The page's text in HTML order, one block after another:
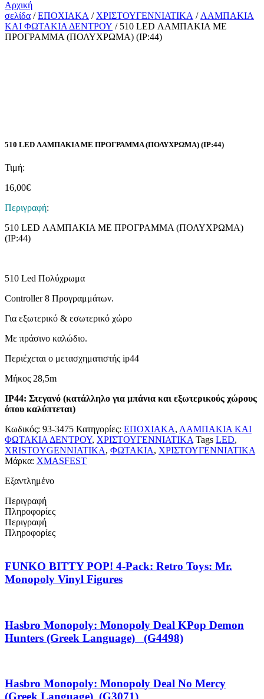
Αρχική
σελίδα /ΕΠΟΧΙΑΚΑ / ΧΡΙΣΤΟΥΓΕΝΝΙΑΤΙΚΑ / ΛΑΜΠΑΚΙΑ
ΚΑΙ ΦΩΤΑΚΙΑ ΔΕΝΤΡΟΥ / 510 LED ΛΑΜΠΑΚΙΑ ME
ΠΡΟΓΡΑΜΜΑ (ΠΟΛΥΧΡΩΜΑ) (IP:44)
510 LED ΛΑΜΠΑΚΙΑ ME ΠΡΟΓΡΑΜΜΑ (ΠΟΛΥΧΡΩΜΑ) (IP:44)
Τιμή:
16,00€
Περιγραφή:
510 LED ΛΑΜΠΑΚΙΑ ME ΠΡΟΓΡΑΜΜΑ (ΠΟΛΥΧΡΩΜΑ)
(IP:44)
510 Led Πολύχρωμα
Controller 8 Προγραμμάτων.
Για εξωτερικό & εσωτερικό χώρο
Με πράσινο καλώδιο.
Περιέχεται ο μετασχηματιστής ip44
Μήκος 28,5m
IP44: Στεγανό (κατάλληλο για μπάνια και εξωτερικούς χώρους
όπου καλύπτεται)
Κωδικός: 93-3475 Κατηγορίες: ΕΠΟΧΙΑΚΑ, ΛΑΜΠΑΚΙΑ ΚΑΙ
ΦΩΤΑΚΙΑ ΔΕΝΤΡΟΥ, ΧΡΙΣΤΟΥΓΕΝΝΙΑΤΙΚΑ Tags LED,
XRISTOYGENNIATIKA, ΦΩΤΑΚΙΑ, ΧΡΙΣΤΟΥΓΕΝΝΙΑΤΙΚΑ
Μάρκα: XMASFEST
Εξαντλημένο
Περιγραφή
Πληροφορίες
Περιγραφή
Πληροφορίες
FUNKO BITTY POP! 4-Pack: Retro Toys: Mr.
Monopoly Vinyl Figures
Hasbro Monopoly: Monopoly Deal KPop Demon
Hunters (Greek Language) (G4498)
Hasbro Monopoly: Monopoly Deal No Mercy
(Greek Language) (G3071)